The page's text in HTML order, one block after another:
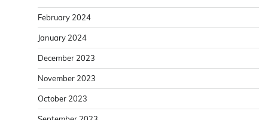
August 2023
July 2023
June 2023
May 2023
April 2023
March 2023